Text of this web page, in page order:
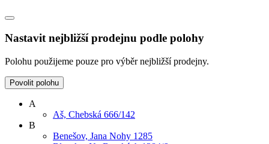
Nastavit nejbližší prodejnu podle polohy
Polohu použijeme pouze pro výběr nejbližší prodejny.
Povolit polohu
A
Aš, Chebská 666/142
B
Benešov, Jana Nohy 1285